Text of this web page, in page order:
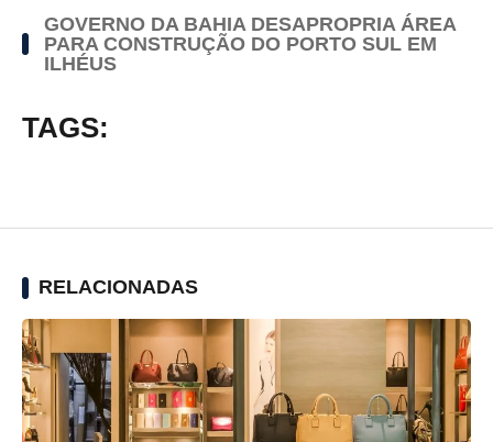
GOVERNO DA BAHIA DESAPROPRIA ÁREA
PARA CONSTRUÇÃO DO PORTO SUL EM
ILHÉUS
TAGS:
RELACIONADAS